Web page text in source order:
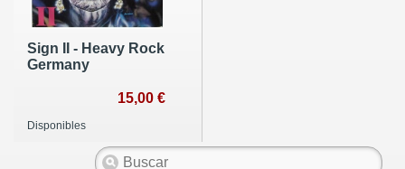
Sign II - Heavy Rock
Germany
15,00 €
Disponibles